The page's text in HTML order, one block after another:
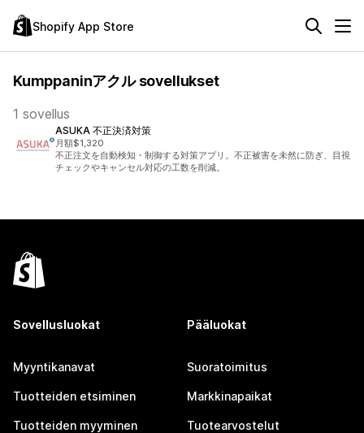
Shopify App Store
Kumppaninアクル sovellukset
1 sovellus
ASUKA 不正決済対策
月額$1,320
不正注文を自動検知・制御する対策アプリ。不正被害を未然に防ぎ、目視
チェックやキャンセル対応の工数を削減。
Sovellusluokat
Myyntikanavat
Tuotteiden etsiminen
Tuotteiden myyminen
Pääluokat
Suoratoimitus
Markkinapaikat
Tuotearvostelut